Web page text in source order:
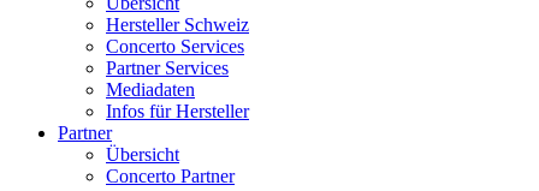
Hersteller Schweiz
Concerto Services
Partner Services
Mediadaten
Infos für Hersteller
Partner
Übersicht
Concerto Partner